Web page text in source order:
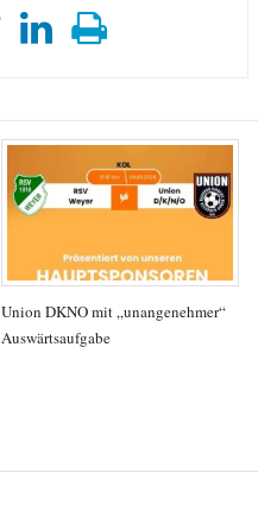
Union DKNO mit „unangenehmer“
Auswärtsaufgabe